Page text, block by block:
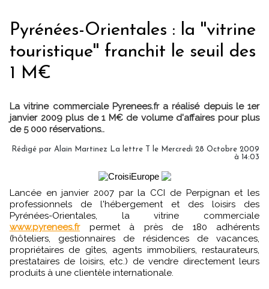
Pyrénées-Orientales : la ''vitrine
touristique'' franchit le seuil des
1 M€
La vitrine commerciale Pyrenees.fr a réalisé depuis le 1er
janvier 2009 plus de 1 M€ de volume d'affaires pour plus
de 5 000 réservations..
Rédigé par Alain Martinez La lettre T le Mercredi 28 Octobre 2009
à 14:03
Lancée en janvier 2007 par la CCI de Perpignan et les
professionnels de l'hébergement et des loisirs des
Pyrénées-Orientales, la vitrine commerciale
www.pyrenees.frpermet à près de 180 adhérents
(hôteliers, gestionnaires de résidences de vacances,
propriétaires de gîtes, agents immobiliers, restaurateurs,
prestataires de loisirs, etc.) de vendre directement leurs
produits à une clientèle internationale.